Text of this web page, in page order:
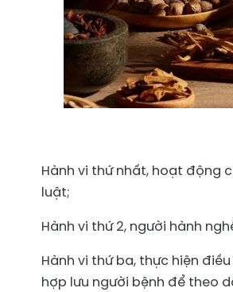
Hành vi thứ nhất, hoạt động
luật;
Hành vi thứ 2, người hành
Hành vi thứ ba, thực hiện
hợp lưu người bệnh để theo